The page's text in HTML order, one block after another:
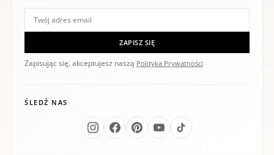
ZAPISZ SIĘ
Zapisując się, akceptujesz naszą Polityka Prywatności
ŚLEDŹ NAS